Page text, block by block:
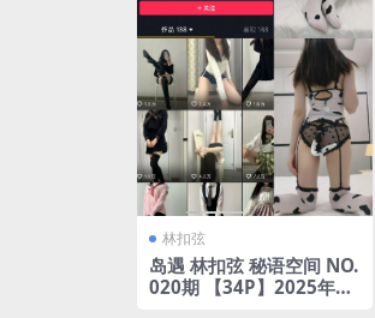
林扣弦
岛遇 林扣弦 秘语空间 NO.
020期 【34P】2025年完